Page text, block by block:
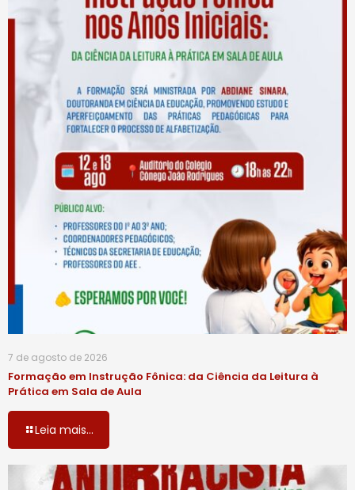
7 de agosto de 2026
Formação em Instrução Fônica: da Ciência da Leitura à
Prática em Sala de Aula
Leia mais...